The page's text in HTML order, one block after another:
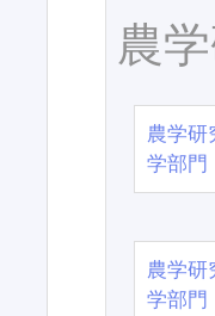
農
農学
学部門
農学
学部門